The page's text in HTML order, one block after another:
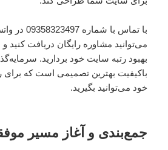
با تماس با
می‌توانید مشاوره رایگان دریافت کنید و
بهبود رتبه سایت خود بردارید.
باکیفیت بهترین تصمیمی است که برای
خود می‌توانید بگیرید.
جمع‌بندی و آغاز مسیر